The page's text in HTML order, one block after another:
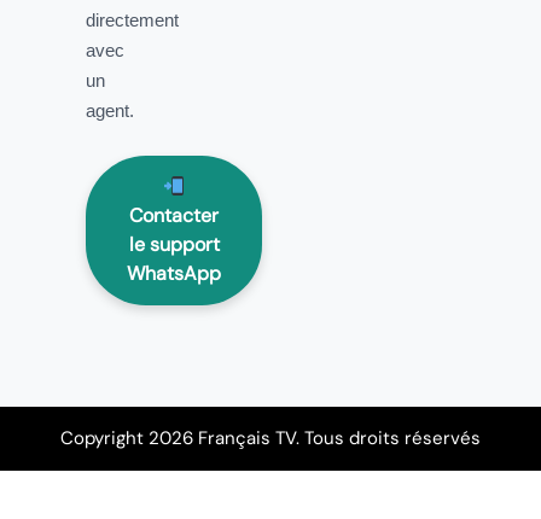
directement
avec
un
agent.
Contacter
le support
WhatsApp
Copyright 2026 Français TV. Tous droits réservés